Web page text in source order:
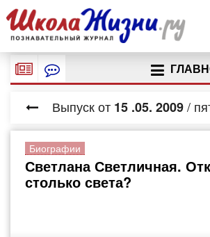
Выпуск от 15 .05. 2009 /
Биографии
Светлана Светличная.
столько света?